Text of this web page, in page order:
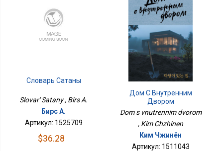
Словарь Сатаны
Slovar' Satany , Birs A.
Бирс А.
Артикул: 1525709
$36.28
Дом С Внутренним
Двором
Dom s vnutrennim dvorom
, Kim Chzhinen
Ким Чжинён
Артикул: 1511043